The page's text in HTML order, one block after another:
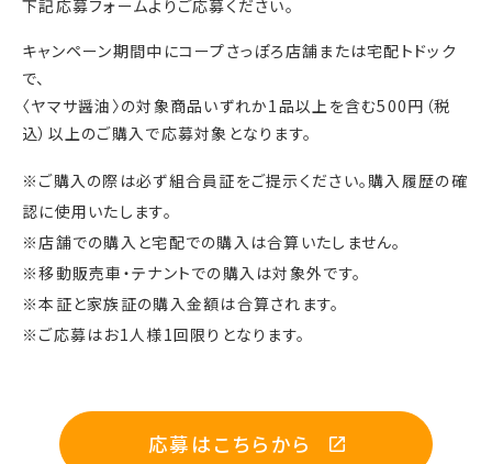
下記応募フォームよりご応募ください。
キャンペーン期間中にコープさっぽろ店舗または宅配トドック
で、
〈ヤマサ醤油〉の対象商品いずれか1品以上を含む500円（税
込）以上のご購入で応募対象となります。
※ご購入の際は必ず組合員証をご提示ください。購入履歴の確
認に使用いたします。
※店舗での購入と宅配での購入は合算いたしません。
※移動販売車・テナントでの購入は対象外です。
※本証と家族証の購入金額は合算されます。
※ご応募はお1人様1回限りとなります。
応募はこちらから